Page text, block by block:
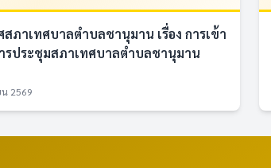
สภาเทศบาลตำบลชานุมาน เรื่อง การเข้า
รประชุมสภาเทศบาลตำบลชานุมาน
2569